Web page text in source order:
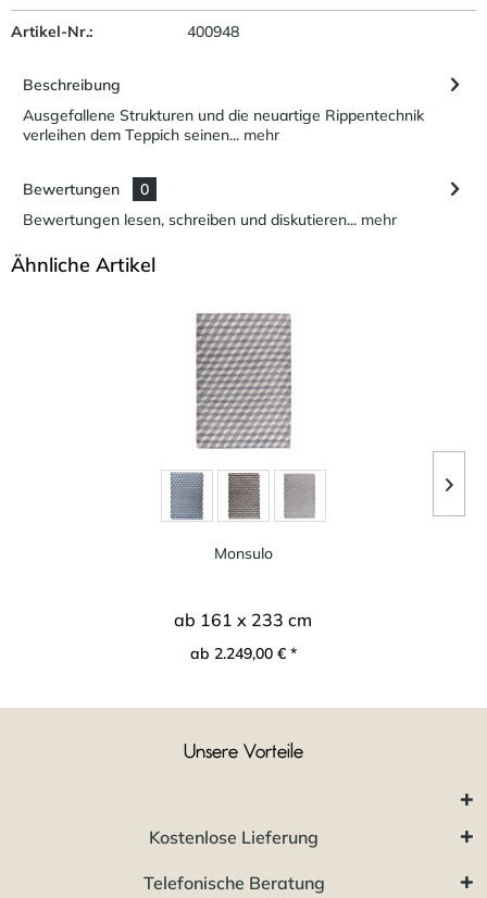
Artikel-Nr.: 400948
Beschreibung
Ausgefallene Strukturen und die neuartige Rippentechnik
verleihen dem Teppich seinen... mehr
Bewertungen
0
Bewertungen lesen, schreiben und diskutieren... mehr
Ähnliche Artikel
Monsulo
ab 161 x 233 cm
ab 2.249,00 € *
Unsere Vorteile
Kostenlose Lieferung
Telefonische Beratung